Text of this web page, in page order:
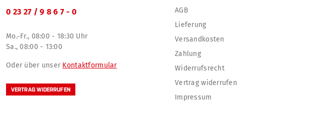
0 23 27 / 9 8 6 7 - 0
Mo.-Fr., 08:00 - 18:30 Uhr
Sa., 08:00 - 13:00
Oder über unser Kontaktformular
VERTRAG WIDERRUFEN
AGB
Lieferung
Versandkosten
Zahlung
Widerrufsrecht
Vertrag widerrufen
Impressum